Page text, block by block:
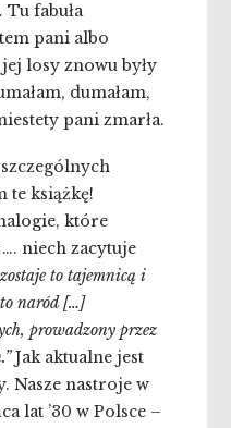
Tu fabuła
pani albo
losy znowu były
dumałam,
pani zmarła.
te książkę!
które
niech zacytuje
to tajemnicą i
naród […]
prowadzony przez
Jak aktualne jest
Nasze nastroje w
lat ’30 w Polsce –